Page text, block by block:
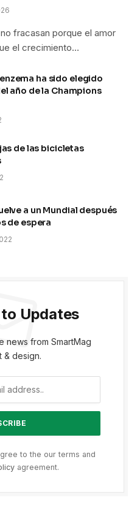
fracasan porque el amor
el crecimiento…
ha sido elegido
año de la Champions
de las bicicletas
a un Mundial después
de espera
Updates
news from SmartMag
& design.
to the our terms and
agreement.